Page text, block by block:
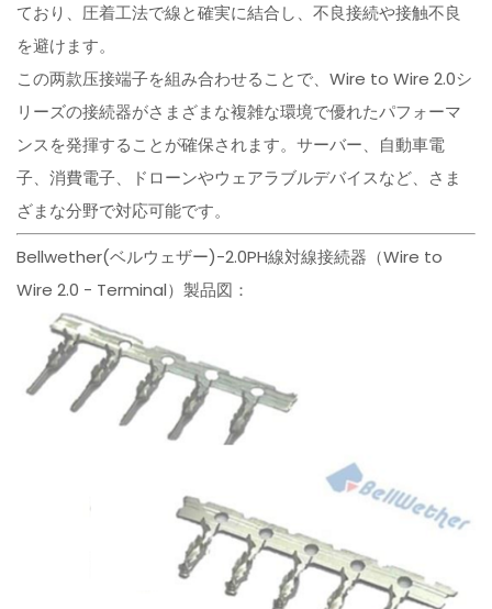
ており、圧着工法で線と確実に結合し、不良接続や接触不良
を避けます。
この两款压接端子を組み合わせることで、Wire to Wire 2.0シ
リーズの接続器がさまざまな複雑な環境で優れたパフォーマ
ンスを発揮することが確保されます。サーバー、自動車電
子、消費電子、ドローンやウェアラブルデバイスなど、さま
ざまな分野で対応可能です。
Bellwether(ベルウェザー)-2.0PH線対線接続器（Wire to
Wire 2.0 - Terminal）製品図：